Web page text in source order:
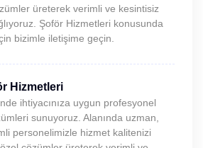
üreterek verimli ve kesintisiz
Şoför Hizmetleri konusunda
bizimle iletişime geçin.
Hizmetleri
ihtiyacınıza uygun profesyonel
sunuyoruz. Alanında uzman,
personelimizle hizmet kalitenizi